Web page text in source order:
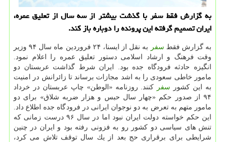
به گزارش فقط سفر با گذشت بیشتر از سه سال از تعلیق عمره،
ایران تصمیم گرفته این پرونده را دوباره باز كند.
به گزارش فقط سفر
به نقل از ایسنا، ۲۴ فروردین ماه سال ۹۴ وزیر
وقت فرهنگ و ارشاد اسلامی دستور تعلیق عمره را اعلام نمود.
انگیزه حادثه فرودگاه جده بود. ایران شرط گذاشت عربستان دو
مامور خاطی سعودی را به اشد مجازات برساند تا زائرانش در امنیت
به این كشور سفر
كنند. روزنامه «الوطن» چاپ عربستان در خرداد
۹۴ از صدور حكم «چهار سال حبس و هزار ضربه شلاق» برای دو
مامور متهم به تعرض به دو نوجوان ایرانی در فرودگاه جده اطلاع داد.
این حكم خواسته دولت ایران نبود اما در سال ۹۶ درست زمانی كه
تنش های سیاسی دو كشور رو به فزونی رفته بود و ایران در چنین
شرایطی برای برقراری حج بعد از یك سال توقف تلاش می كرد،